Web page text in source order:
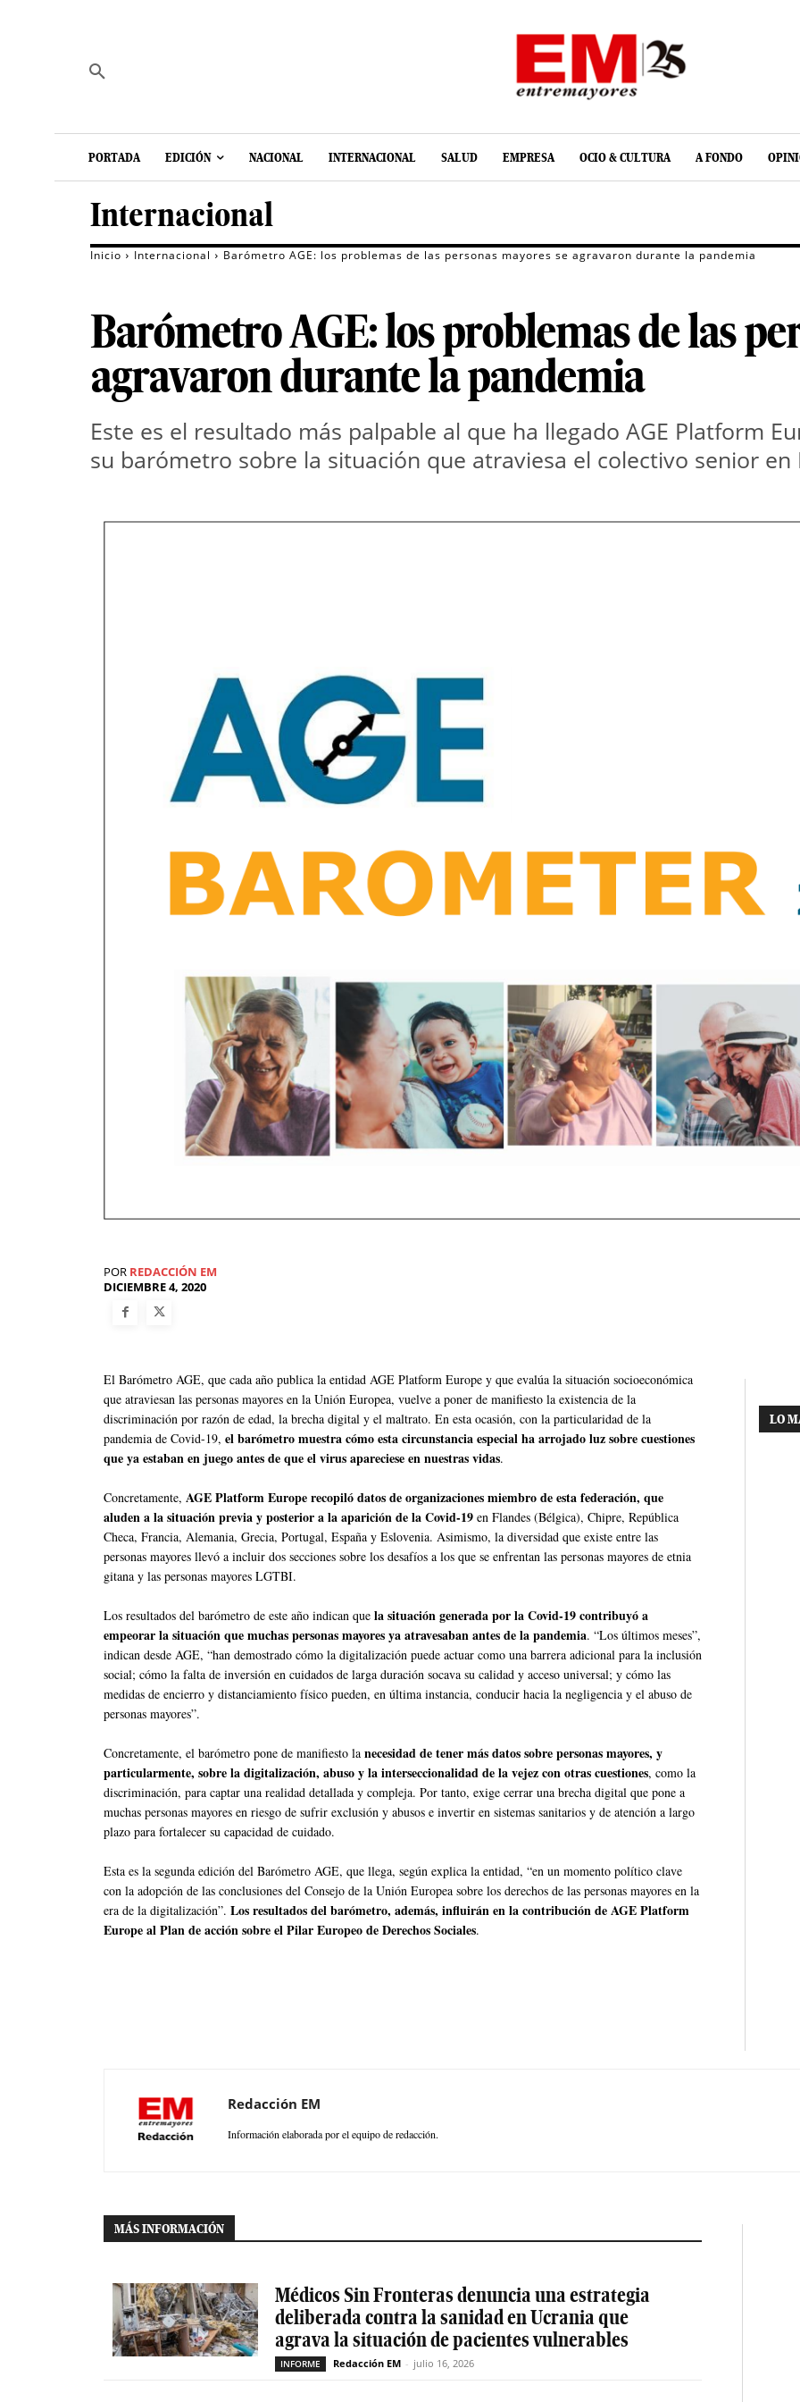
PORTADA EDICIÓN NACIONAL INTERNACIONAL SALUD EMPRESA OCIO & CULTURA A FONDO
Internacional
Inicio Internacional Barómetro AGE: los problemas de las personas mayores se agravaron durante la pandemia
Barómetro AGE: los problemas de las
agravaron durante la pandemia
Este es el resultado más palpable al que ha llegado AGE Platform
su barómetro sobre la situación que atraviesa el colectivo senior en
POR REDACCIÓN EM
DICIEMBRE 4, 2020
El Barómetro AGE, que cada año publica la entidad AGE Platform Europe y que evalúa la situación socioeconómica
que atraviesan las personas mayores en la Unión Europea, vuelve a poner de manifiesto la existencia de la
discriminación por razón de edad, la brecha digital y el maltrato. En esta ocasión, con la particularidad de la
pandemia de Covid-19, el barómetro muestra cómo esta circunstancia especial ha arrojado luz sobre cuestiones
que ya estaban en juego antes de que el virus apareciese en nuestras vidas.
Concretamente, AGE Platform Europe recopiló datos de organizaciones miembro de esta federación, que
aluden a la situación previa y posterior a la aparición de la Covid-19 en Flandes (Bélgica), Chipre, República
Checa, Francia, Alemania, Grecia, Portugal, España y Eslovenia. Asimismo, la diversidad que existe entre las
personas mayores llevó a incluir dos secciones sobre los desafíos a los que se enfrentan las personas mayores de etnia
gitana y las personas mayores LGTBI.
Los resultados del barómetro de este año indican que la situación generada por la Covid-19 contribuyó a
empeorar la situación que muchas personas mayores ya atravesaban antes de la pandemia. “Los últimos meses”,
indican desde AGE, “han demostrado cómo la digitalización puede actuar como una barrera adicional para la inclusión
social; cómo la falta de inversión en cuidados de larga duración socava su calidad y acceso universal; y cómo las
medidas de encierro y distanciamiento físico pueden, en última instancia, conducir hacia la negligencia y el abuso de
personas mayores”.
Concretamente, el barómetro pone de manifiesto la necesidad de tener más datos sobre personas mayores, y
particularmente, sobre la digitalización, abuso y la interseccionalidad de la vejez con otras cuestiones, como la
discriminación, para captar una realidad detallada y compleja. Por tanto, exige cerrar una brecha digital que pone a
muchas personas mayores en riesgo de sufrir exclusión y abusos e invertir en sistemas sanitarios y de atención a largo
plazo para fortalecer su capacidad de cuidado.
Esta es la segunda edición del Barómetro AGE, que llega, según explica la entidad, “en un momento político clave
con la adopción de las conclusiones del Consejo de la Unión Europea sobre los derechos de las personas mayores en la
era de la digitalización”. Los resultados del barómetro, además, influirán en la contribución de AGE Platform
Europe al Plan de acción sobre el Pilar Europeo de Derechos Sociales.
LO
Redacción EM
Información elaborada por el equipo de redacción.
MÁS INFORMACIÓN
Médicos Sin Fronteras denuncia una estrategia
deliberada contra la sanidad en Ucrania que
agrava la situación de pacientes vulnerables
INFORME Redacción EM - julio 16, 2026